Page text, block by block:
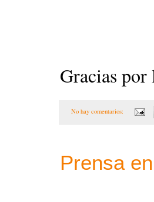
Gracias
No hay comentarios:
Prensa